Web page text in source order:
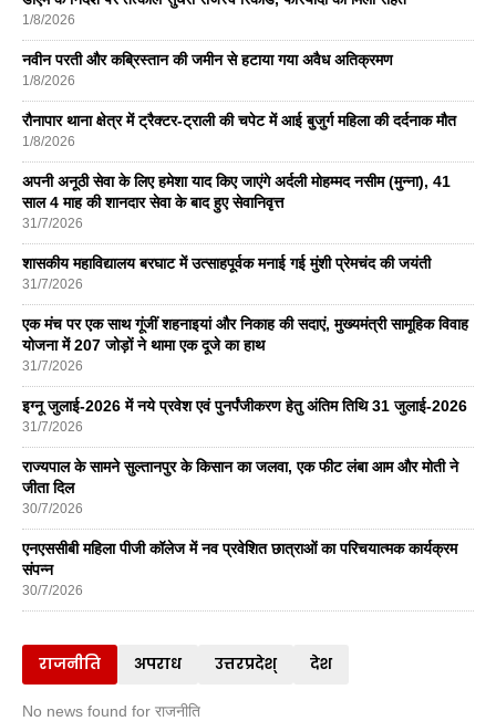
1/8/2026
नवीन परती और कब्रिस्तान की जमीन से हटाया गया अवैध अतिक्रमण
1/8/2026
रौनापार थाना क्षेत्र में ट्रैक्टर-ट्राली की चपेट में आई बुजुर्ग महिला की दर्दनाक मौत
1/8/2026
अपनी अनूठी सेवा के लिए हमेशा याद किए जाएंगे अर्दली मोहम्मद नसीम (मुन्ना), 41
साल 4 माह की शानदार सेवा के बाद हुए सेवानिवृत्त
31/7/2026
शासकीय महाविद्यालय बरघाट में उत्साहपूर्वक मनाई गई मुंशी प्रेमचंद की जयंती
31/7/2026
एक मंच पर एक साथ गूंजीं शहनाइयां और निकाह की सदाएं, मुख्यमंत्री सामूहिक विवाह
योजना में 207 जोड़ों ने थामा एक दूजे का हाथ
31/7/2026
इग्नू जुलाई-2026 में नये प्रवेश एवं पुनर्पंजीकरण हेतु अंतिम तिथि 31 जुलाई-2026
31/7/2026
राज्यपाल के सामने सुल्तानपुर के किसान का जलवा, एक फीट लंबा आम और मोती ने
जीता दिल
30/7/2026
एनएससीबी महिला पीजी कॉलेज में नव प्रवेशित छात्राओं का परिचयात्मक कार्यक्रम
संपन्न
30/7/2026
राजनीति अपराध उत्तरप्रदेश् देश
No news found for राजनीति